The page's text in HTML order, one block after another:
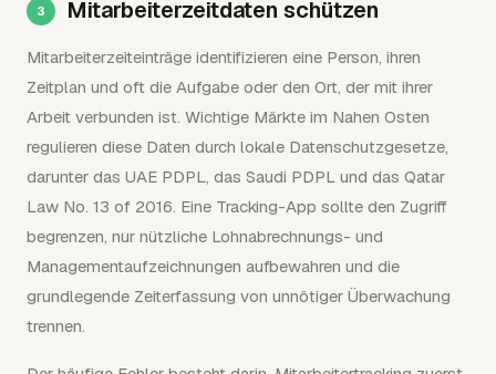
Mitarbeiterzeitdaten schützen
Mitarbeiterzeiteinträge identifizieren eine Person, ihren
Zeitplan und oft die Aufgabe oder den Ort, der mit ihrer
Arbeit verbunden ist. Wichtige Märkte im Nahen Osten
regulieren diese Daten durch lokale Datenschutzgesetze,
darunter das UAE PDPL, das Saudi PDPL und das Qatar
Law No. 13 of 2016. Eine Tracking-App sollte den Zugriff
begrenzen, nur nützliche Lohnabrechnungs- und
Managementaufzeichnungen aufbewahren und die
grundlegende Zeiterfassung von unnötiger Überwachung
trennen.